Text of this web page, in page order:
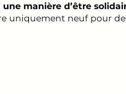
manière d’être
uniquement neuf pour